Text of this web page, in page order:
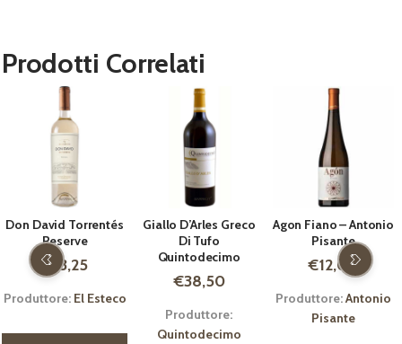
Prodotti Correlati
Giallo D’Arles Greco
Di Tufo
Quintodecimo
Quintodecimo
Agon Fiano – Antonio
Pisante
€12,00
Antonio
Pisante
Adelphòs
Vivo – Angiuli
€ 12,00Il
€
Produttore:
Donato